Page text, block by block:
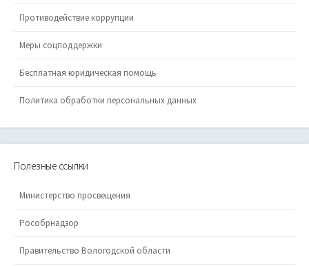
Противодействие коррупции
Меры соцподдержки
Бесплатная юридическая помощь
Политика обработки персональных данных
Полезные ссылки
Министерство просвещения
Рособрнадзор
Правительство Вологодской области